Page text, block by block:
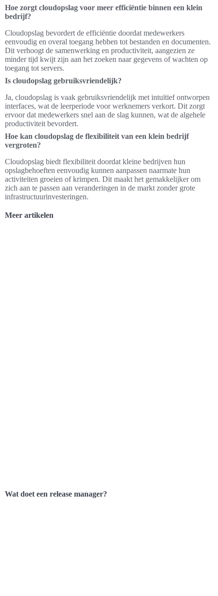
Hoe zorgt cloudopslag voor meer efficiëntie binnen een klein
bedrijf?
Cloudopslag bevordert de efficiëntie doordat medewerkers
eenvoudig en overal toegang hebben tot bestanden en documenten.
Dit verhoogt de samenwerking en productiviteit, aangezien ze
minder tijd kwijt zijn aan het zoeken naar gegevens of wachten op
toegang tot servers.
Is cloudopslag gebruiksvriendelijk?
Ja, cloudopslag is vaak gebruiksvriendelijk met intuïtief ontworpen
interfaces, wat de leerperiode voor werknemers verkort. Dit zorgt
ervoor dat medewerkers snel aan de slag kunnen, wat de algehele
productiviteit bevordert.
Hoe kan cloudopslag de flexibiliteit van een klein bedrijf
vergroten?
Cloudopslag biedt flexibiliteit doordat kleine bedrijven hun
opslagbehoeften eenvoudig kunnen aanpassen naarmate hun
activiteiten groeien of krimpen. Dit maakt het gemakkelijker om
zich aan te passen aan veranderingen in de markt zonder grote
infrastructuurinvesteringen.
Meer artikelen
Wat doet een release manager?